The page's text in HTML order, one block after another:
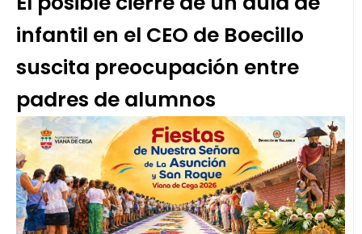
infantil en el CEO de Boecillo
suscita preocupación entre
padres de alumnos